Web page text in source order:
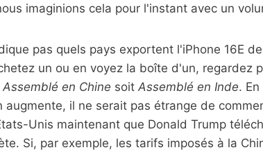
imaginions cela pour l'instant avec un
pas quels pays exportent l'iPhone 16E
un ou en voyez la boîte d'un, regardez
Assemblé en Chine soit Assemblé en Inde.
augmente, il ne serait pas étrange de
Unis maintenant que Donald Trump
Si, par exemple, les tarifs imposés à la